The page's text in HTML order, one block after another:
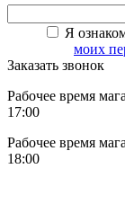
Я
моих
Заказать звонок
Рабочее время
17:00
Рабочее время
18:00